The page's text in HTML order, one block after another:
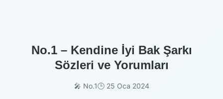
No.1 – Kendine İyi Bak Şarkı
Sözleri ve Yorumları
🎤 No.1🕒 25 Oca 2024